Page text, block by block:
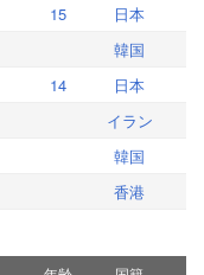
15
日本
韓国
14
日本
イラン
韓国
香港